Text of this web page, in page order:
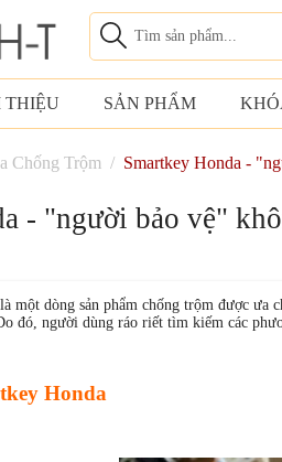
THIỆU SẢN PHẨM
Chống Trộm / Smartkey Honda -
- "người bảo vệ"
một dòng sản phẩm chống trộm được
đó, người dùng ráo riết tìm kiếm các
Honda